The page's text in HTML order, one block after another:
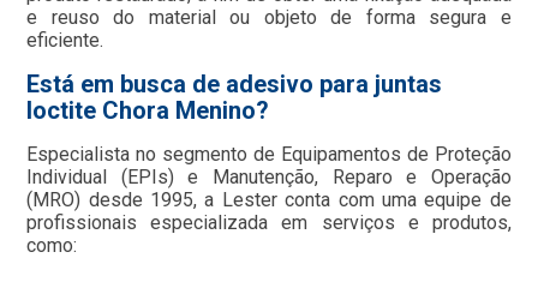
e reuso do material ou objeto de forma segura e
eficiente.
Está em busca de adesivo para juntas
loctite Chora Menino?
Especialista no segmento de Equipamentos de Proteção
Individual (EPIs) e Manutenção, Reparo e Operação
(MRO) desde 1995, a Lester conta com uma equipe de
profissionais especializada em serviços e produtos,
como: